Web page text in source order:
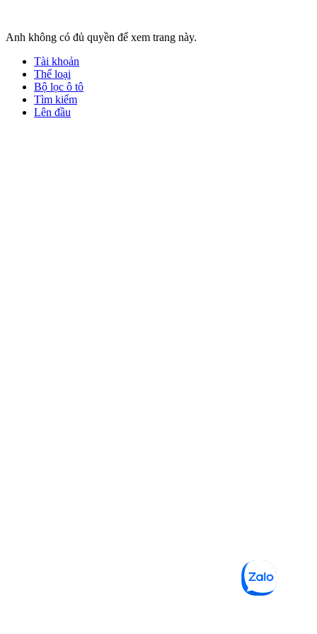
Anh không có đủ quyền để xem trang này.
Tài khoản
Thể loại
Bộ lọc ô tô
Tìm kiếm
Lên đầu